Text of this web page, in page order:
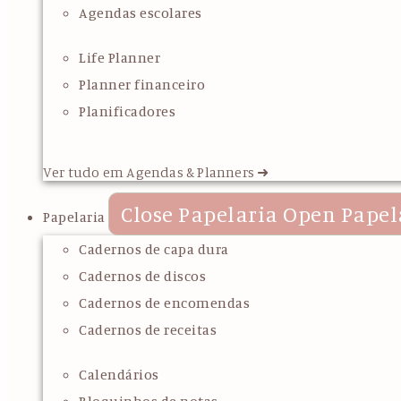
Agendas escolares
Life Planner
Planner financeiro
Planificadores
Ver tudo em Agendas & Planners ➜
Papelaria Close Papelaria Open
Cadernos de capa dura
Cadernos de discos
Cadernos de encomendas
Cadernos de receitas
Calendários